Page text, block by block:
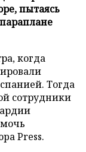
пытаясь
когда
Тогда
сотрудники
Press.